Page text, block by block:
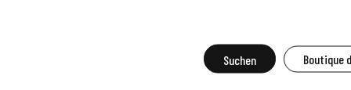
Boutique
Suche